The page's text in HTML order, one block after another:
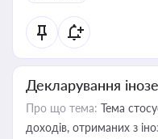
Декларування
Про що тема: Тема
доходів, отриманих з